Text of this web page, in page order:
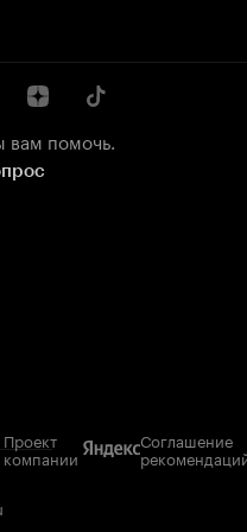
вам помочь.
Проект
компании
Соглашение